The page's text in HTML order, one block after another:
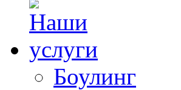
Боулинг